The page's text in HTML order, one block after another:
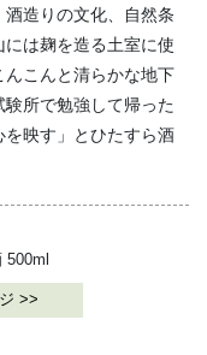
造りの文化、自然条
は麹を造る土室に使
んこんと清らかな地下
所で勉強して帰った
映す」とひたすら酒
500ml
>>